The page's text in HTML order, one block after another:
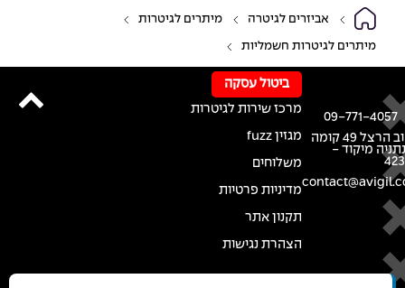
אביזרים לגיטרה מיתרים לגיטרות
מיתרים לגיטרות חשמליות
רחוב הרצל 49 קומה
מיקוד -
09-771-4057
ביטול עסקה
מרכז שירות לגיטרות
מגזין fuzz
משלוחים
מדיניות פרטיות
תקנון אתר
הצהרת נגישות